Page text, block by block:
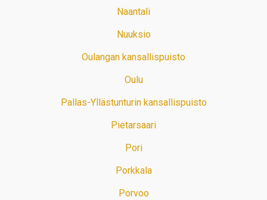
Naantali
Nuuksio
Oulangan kansallispuisto
Oulu
Pallas-Yllästunturin kansallispuisto
Pietarsaari
Pori
Porkkala
Porvoo